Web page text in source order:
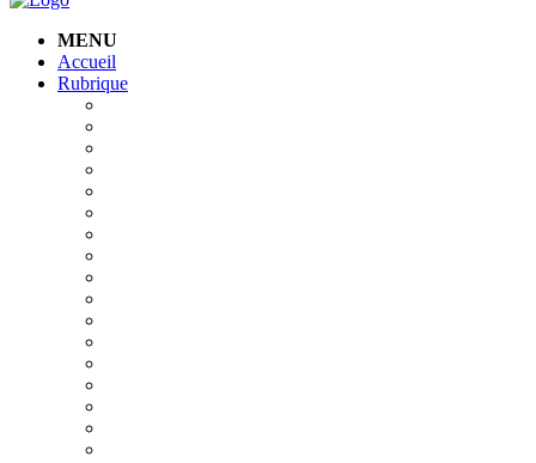
MENU
Accueil
Rubrique